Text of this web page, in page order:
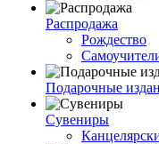
Распродажа
Рождество
Подарочные
Сувениры